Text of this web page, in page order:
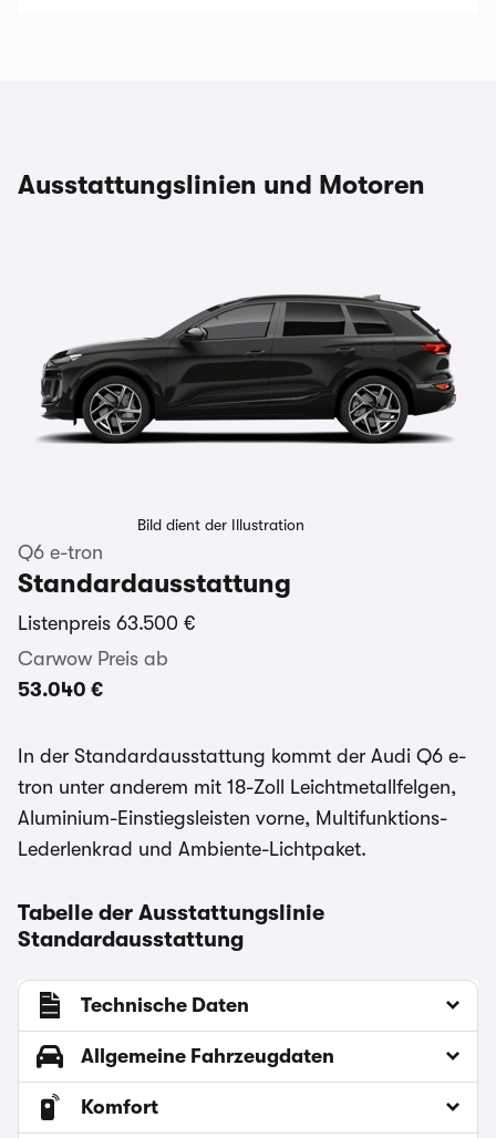
Ausstattungslinien und Motoren
Bild dient der Illustration
Q6 e-tron
Standardausstattung
Listenpreis 63.500 €
Carwow Preis ab
53.040 €
In der Standardausstattung kommt der Audi Q6 e-
tron unter anderem mit 18-Zoll Leichtmetallfelgen,
Aluminium-Einstiegsleisten vorne, Multifunktions-
Lederlenkrad und Ambiente-Lichtpaket.
Tabelle der Ausstattungslinie
Standardausstattung
Technische Daten
Allgemeine Fahrzeugdaten
Komfort